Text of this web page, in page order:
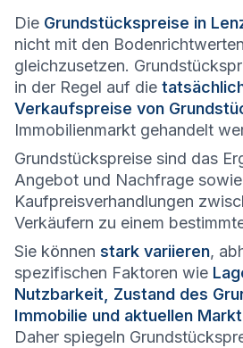
Die Grundstückspreise in
nicht mit den
gleichzusetzen.
in der Regel auf die
Verkaufspreise von
Immobilienmarkt gehandelt
Grundstückspreise sind das
Angebot und Nachfrage
Kaufpreisverhandlungen
Verkäufern zu einem
Sie können stark variieren,
spezifischen Faktoren wie
Nutzbarkeit, Zustand des
Immobilie und aktuellen
Daher spiegeln